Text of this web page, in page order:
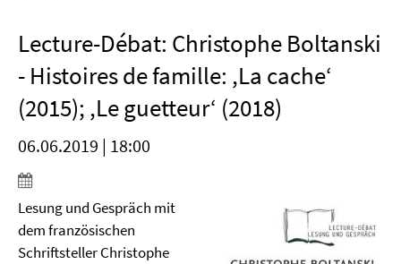
Lecture-Débat: Christophe Boltanski
- Histoires de famille: ,La cache‘
(2015); ,Le guetteur‘ (2018)
06.06.2019 | 18:00
Lesung und Gespräch mit
dem französischen
Schriftsteller Christophe